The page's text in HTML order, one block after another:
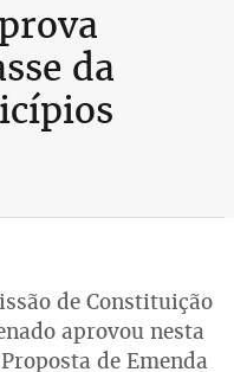
da
de Constituição
aprovou nesta
de Emenda